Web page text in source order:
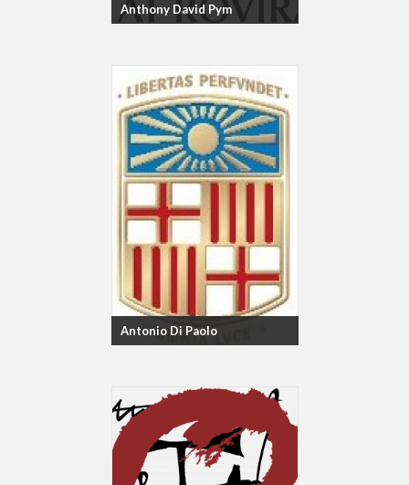
Anthony David Pym
Antonio Di Paolo